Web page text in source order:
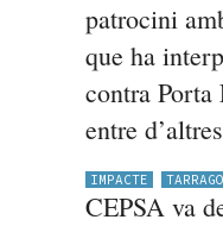
patrocini
que ha
contra Porta
entre d’altres
IMPACTE
CEPSA va